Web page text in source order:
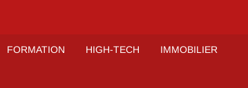
FORMATION HIGH-TECH IMMOBILIER